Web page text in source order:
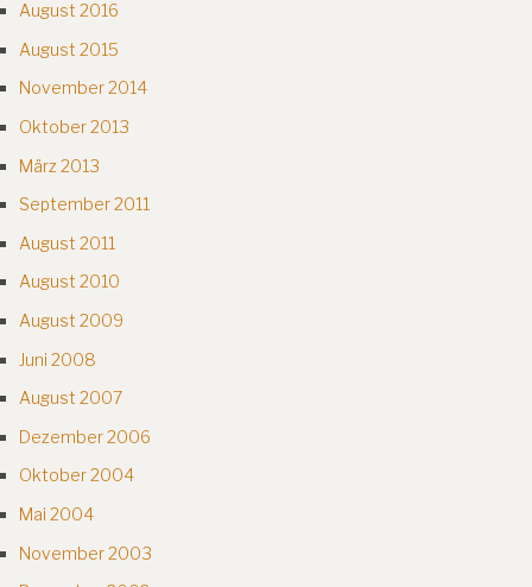
August 2016
August 2015
November 2014
Oktober 2013
März 2013
September 2011
August 2011
August 2010
August 2009
Juni 2008
August 2007
Dezember 2006
Oktober 2004
Mai 2004
November 2003